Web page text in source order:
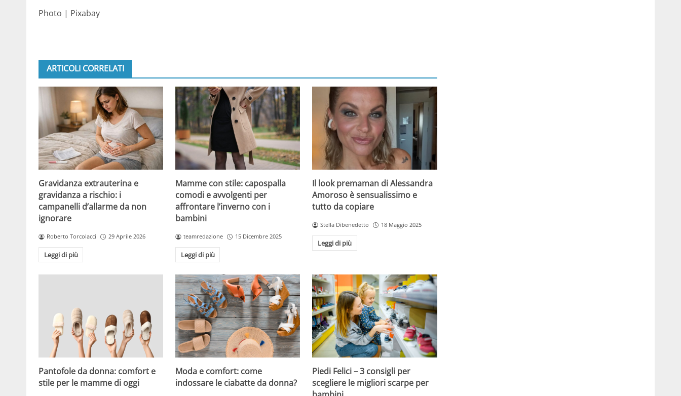
Photo | Pixabay
ARTICOLI CORRELATI
Gravidanza extrauterina e
gravidanza a rischio: i
campanelli d’allarme da non
ignorare
Roberto Torcolacci 29 Aprile 2026
Leggi di più
Mamme con stile: capospalla
comodi e avvolgenti per
affrontare l’inverno con i
bambini
teamredazione 15 Dicembre 2025
Leggi di più
Il look premaman di Alessandra
Amoroso è sensualissimo e
tutto da copiare
Stella Dibenedetto 18 Maggio 2025
Leggi di più
Pantofole da donna: comfort e
stile per le mamme di oggi
Moda e comfort: come
indossare le ciabatte da donna?
Piedi Felici – 3 consigli per
scegliere le migliori scarpe per